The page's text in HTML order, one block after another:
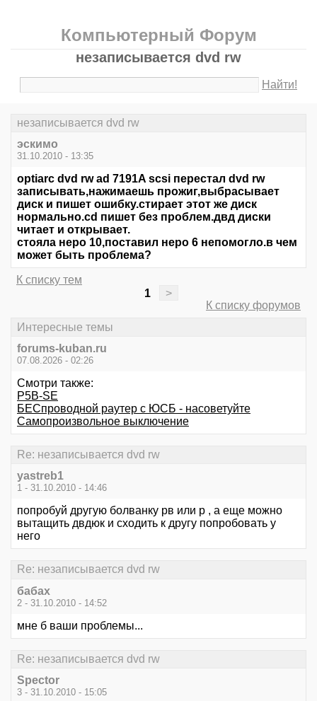
Компьютерный Форум
незаписывается dvd rw
Найти!
незаписывается dvd rw
эскимо
31.10.2010 - 13:35
optiarc dvd rw ad 7191A scsi перестал dvd rw
записывать,нажимаешь прожиг,выбрасывает
диск и пишет ошибку.стирает этот же диск
нормально.cd пишет без проблем.двд диски
читает и открывает.
стояла неро 10,поставил неро 6 непомогло.в чем
может быть проблема?
К списку тем
1
>
К списку форумов
Интересные темы
forums-kuban.ru
07.08.2026 - 02:26
Смотри также:
P5B-SE
БЕСпроводной раутер с ЮСБ - насоветуйте
Самопроизвольное выключение
Re: незаписывается dvd rw
yastreb1
1 - 31.10.2010 - 14:46
попробуй другую болванку рв или р , а еще можно
вытащить двдюк и сходить к другу попробовать у
него
Re: незаписывается dvd rw
бабах
2 - 31.10.2010 - 14:52
мне б ваши проблемы...
Re: незаписывается dvd rw
Spector
3 - 31.10.2010 - 15:05